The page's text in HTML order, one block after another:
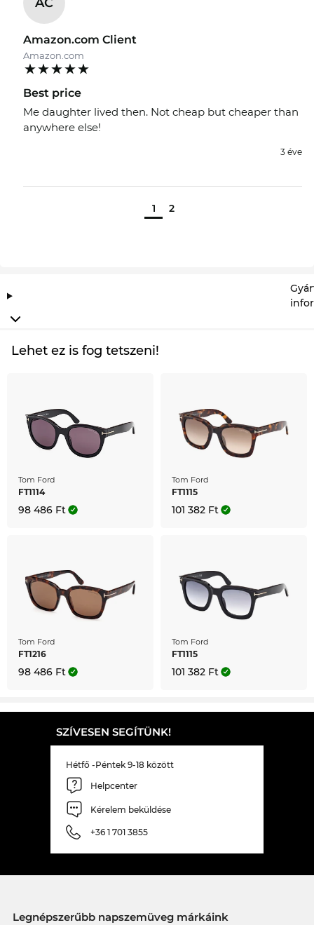
Amazon.com Client
Amazon.com
Best price
Me daughter lived then. Not cheap but cheaper than
anywhere else!
3 éve
1 2
Lehet ez is fog tetszeni!
Tom Ford
FT1114
98 486 Ft
Tom Ford
FT1115
101 382 Ft
Tom Ford
FT1216
98 486 Ft
Tom Ford
FT1115
101 382 Ft
SZÍVESEN SEGÍTÜNK!
Hétfő -Péntek 9-18 között
Helpcenter
Kérelem beküldése
+36 1 701 3855
Legnépszerűbb napszemüveg márkáink